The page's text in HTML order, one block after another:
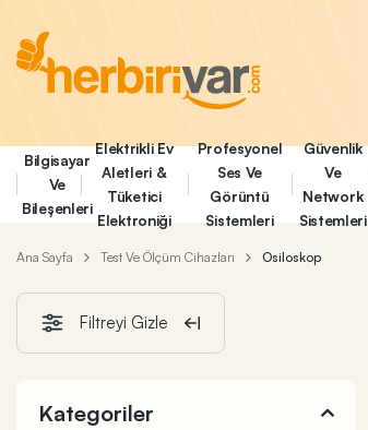
Bilgisayar
Ve
Bileşenleri
Elektrikli Ev
Aletleri &
Tüketici
Elektroniği
Profesyonel
Ses Ve
Görüntü
Sistemleri
Güvenlik
Ve
Network
Sistemleri
Ana Sayfa Test Ve Ölçüm Cihazları Osiloskop
Kategoriler
Filtreyi Gizle